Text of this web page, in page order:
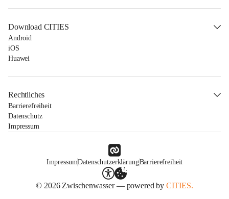
Download CITIES
Android
iOS
Huawei
Rechtliches
Barrierefreiheit
Datenschutz
Impressum
ImpressumDatenschutzerklärungBarrierefreiheit
© 2026 Zwischenwasser — powered by CITIES.